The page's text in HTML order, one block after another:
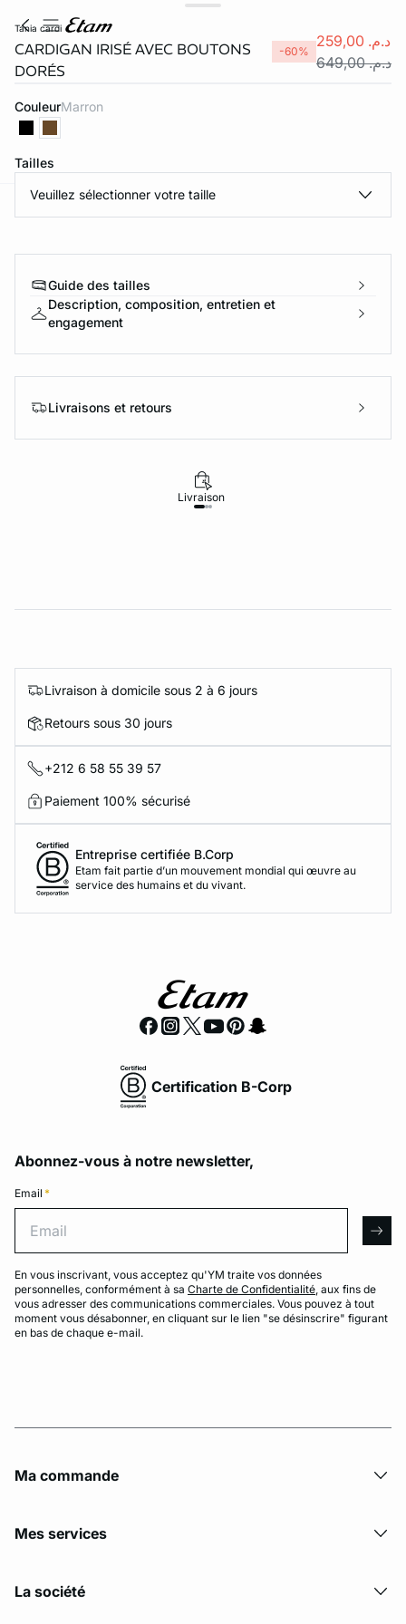
tania cardi
CARDIGAN IRISÉ AVEC BOUTONS
DORÉS
-60%
د.م. 259,00
د.م. 649,00
Couleur marron
Tailles
Veuillez sélectionner votre taille
Guide des tailles
Description, composition, entretien et
engagement
Livraisons et retours
Livraison
Livraison à domicile sous 2 à 6 jours
Retours sous 30 jours
+212 6 58 55 39 57
Paiement 100% sécurisé
Entreprise certifiée B.Corp
Etam fait partie d’un mouvement mondial qui œuvre au
service des humains et du vivant.
Certification B-Corp
Abonnez-vous à notre newsletter,
Email *
En vous inscrivant, vous acceptez qu'YM traite vos données
personnelles, conformément à sa Charte de Confidentialité, aux fins de
vous adresser des communications commerciales. Vous pouvez à tout
moment vous désabonner, en cliquant sur le lien "se désinscrire" figurant
en bas de chaque e-mail.
Ma commande
Mes services
La société